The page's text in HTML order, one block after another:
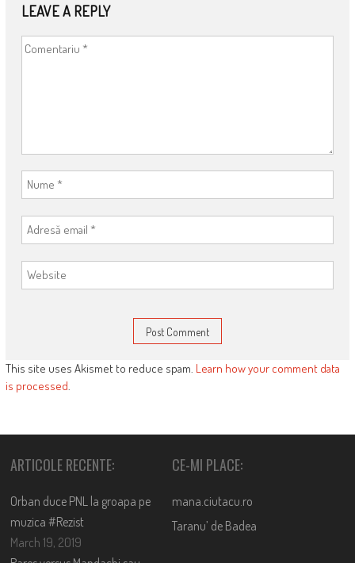
LEAVE A REPLY
This site uses Akismet to reduce spam. Learn how your comment data
is processed
ARTICOLE RECENTE:
Orban duce PNL la groapa pe
muzica #Rezist
March 19, 2019
CE-MI PLACE:
mana.ciutacu.ro
Taranu’ de Badea